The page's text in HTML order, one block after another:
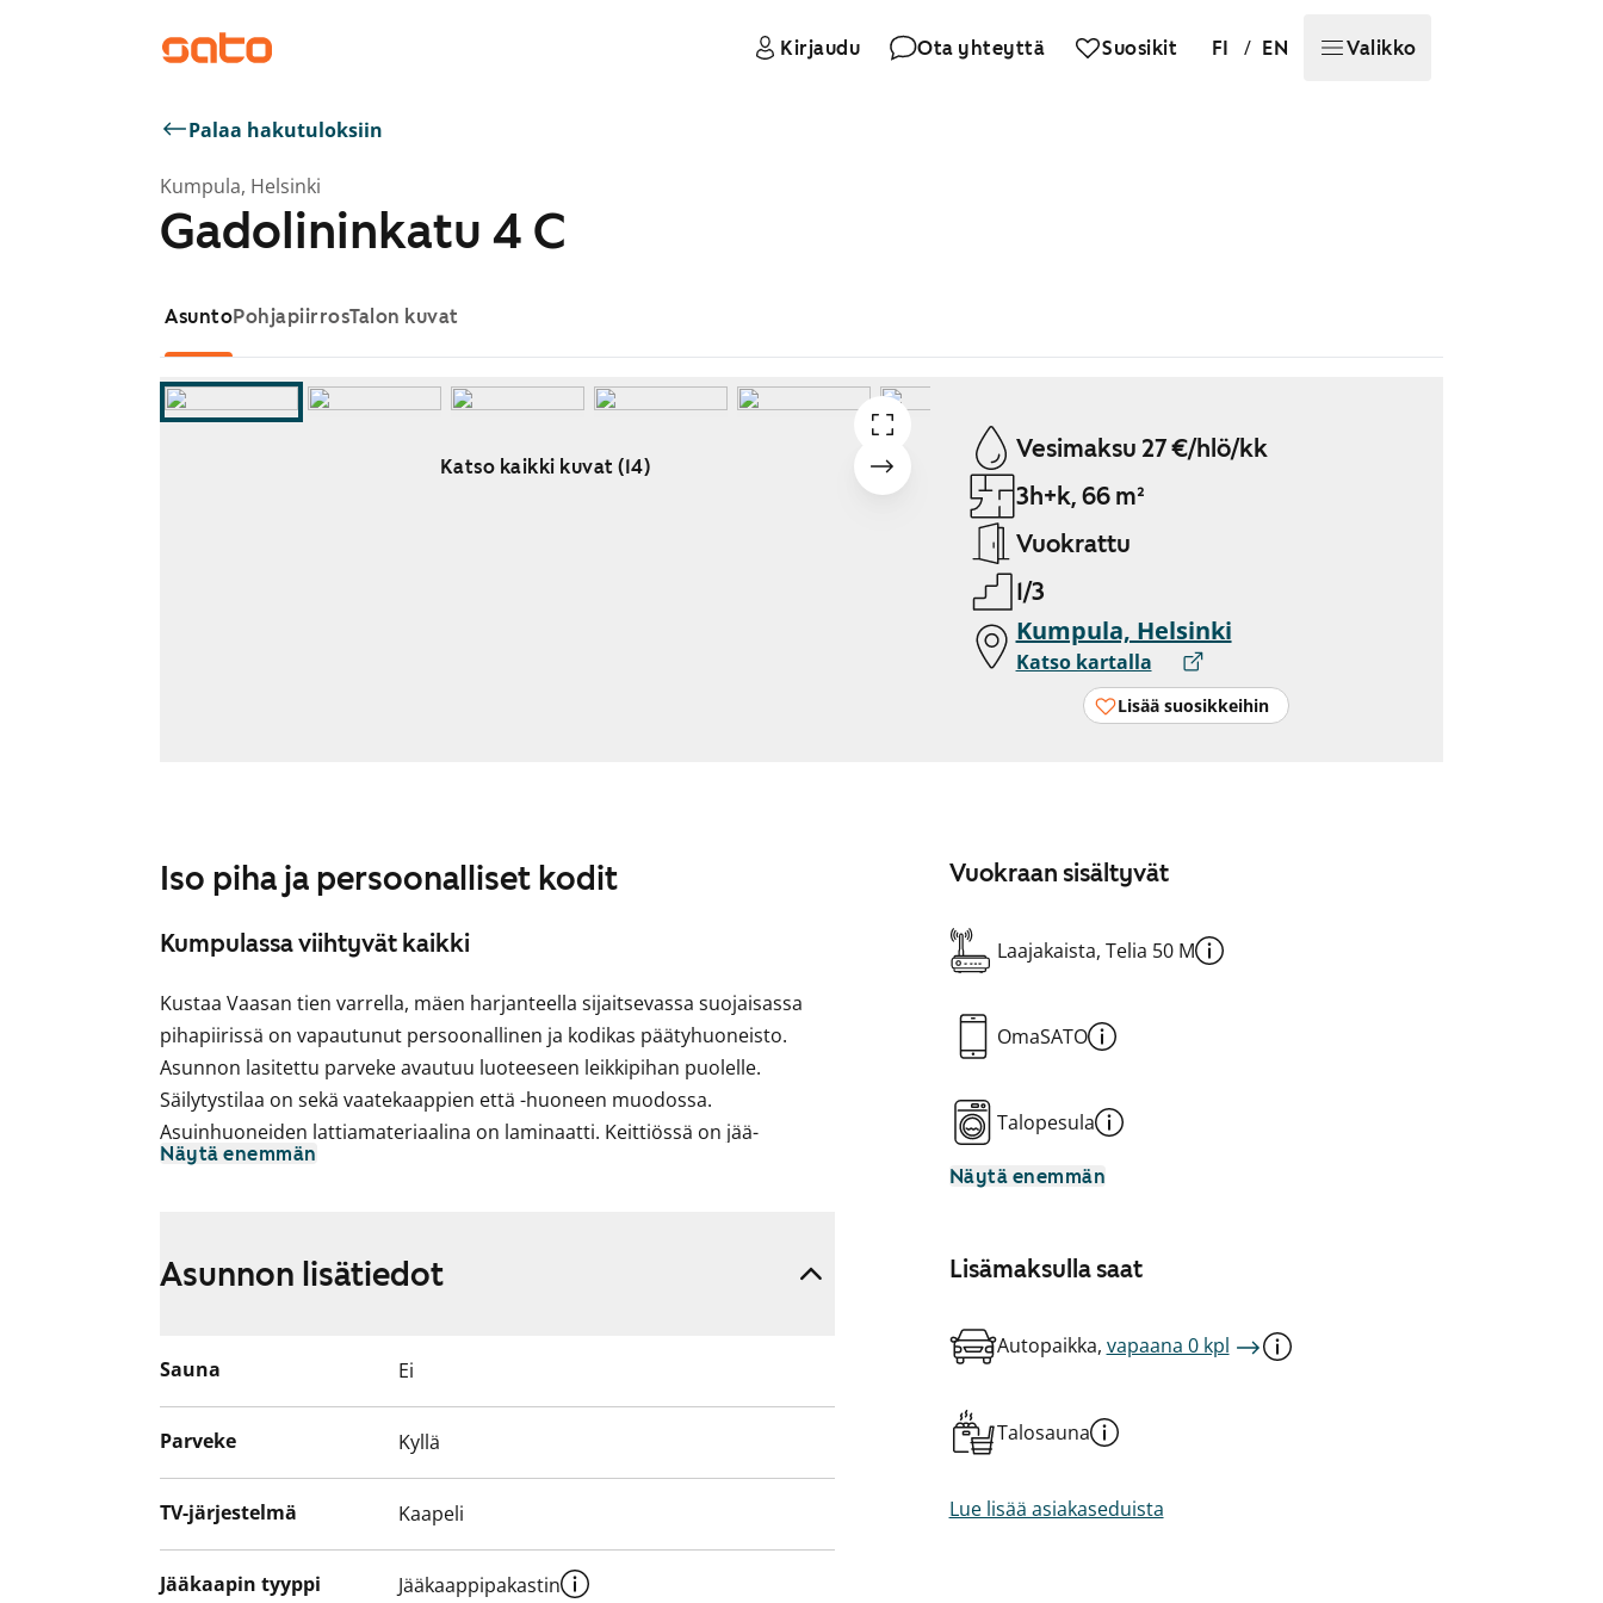
Kirjaudu Ota yhteyttä Suosikit FI / EN Valikko
Palaa hakutuloksiin
Kumpula, Helsinki
Gadolininkatu 4 C
AsuntoPohjapiirrosTalon kuvat
Katso kaikki kuvat (14)
Vesimaksu 27 €/hlö/kk
3h+k, 66 m²
Vuokrattu
1/3
Kumpula, Helsinki
Katso kartalla
Lisää suosikkeihin
Iso piha ja persoonalliset kodit
Kumpulassa viihtyvät kaikki
Kustaa Vaasan tien varrella, mäen harjanteella sijaitsevassa suojaisassa
pihapiirissä on vapautunut persoonallinen ja kodikas päätyhuoneisto.
Asunnon lasitettu parveke avautuu luoteeseen leikkipihan puolelle.
Säilytystilaa on sekä vaatekaappien että -huoneen muodossa.
Asuinhuoneiden lattiamateriaalina on laminaatti. Keittiössä on jää-
pakastinkaappi, nelilevyinen liesu sekä tilavaraus astianpesukoneelle.
Näytä enemmän
Vuokraan sisältyvät
Laajakaista, Telia 50 M
OmaSATO
Talopesula
Näytä enemmän
Lisämaksulla saat
Autopaikka, vapaana 0 kpl
Talosauna
Lue lisää asiakaseduista
Asunnon lisätiedot
Sauna Ei
Parveke Kyllä
TV-järjestelmä Kaapeli
Jääkaapin tyyppi Jääkaappipakastin